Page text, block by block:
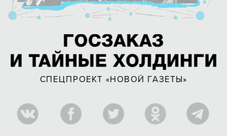
СПЕЦПРОЕКТ «НОВОЙ ГАЗЕТЫ»